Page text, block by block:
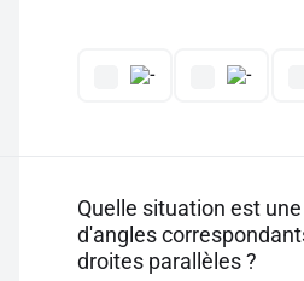
Quelle situation est
d'angles
droites parallèles ?